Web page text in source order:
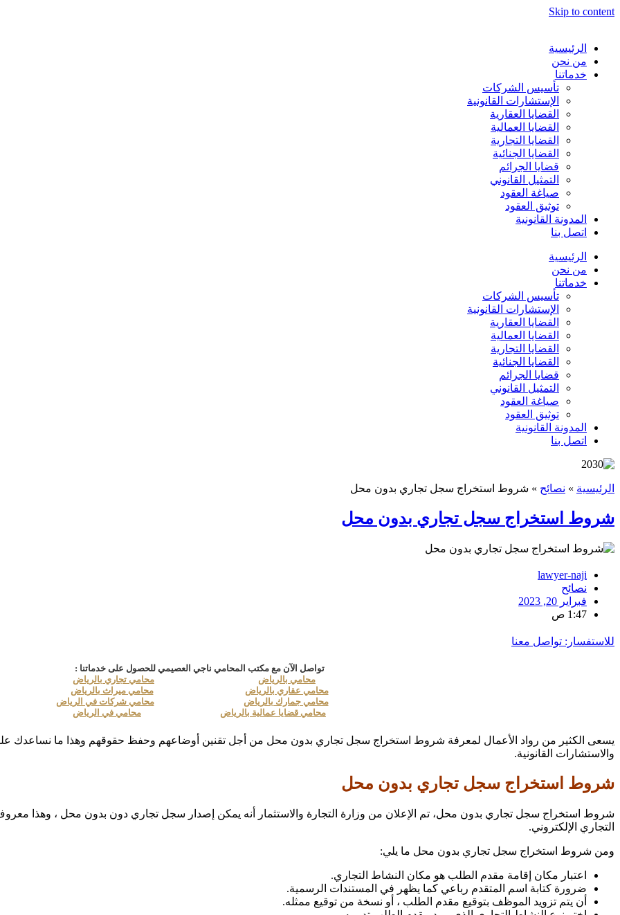
Skip to content
الرئيسية
من نحن
خدماتنا
تأسيس الشركات
الإستشارات القانونية
القضايا العقارية
القضايا العمالية
القضايا التجارية
القضايا الجنائية
قضايا الجرائم
التمثيل القانوني
صياغة العقود
توثيق العقود
المدونة القانونية
اتصل بنا
الرئيسية
من نحن
خدماتنا
تأسيس الشركات
الإستشارات القانونية
القضايا العقارية
القضايا العمالية
القضايا التجارية
القضايا الجنائية
قضايا الجرائم
التمثيل القانوني
صياغة العقود
توثيق العقود
المدونة القانونية
اتصل بنا
الرئيسية » نصائح » شروط استخراج سجل تجاري بدون محل
شروط استخراج سجل تجاري بدون محل
lawyer-naji
نصائح
فبراير 20, 2023
1:47 ص
للاستفسار: تواصل معنا
تواصل الآن مع مكتب المحامي ناجي العصيمي للحصول على خدماتنا :
محامي بالرياض
محامي تجاري بالرياض
محامي عقاري بالرياض
محامي ميراث بالرياض
محامي جمارك بالرياض
محامي شركات في الرياض
محامي قضايا عمالية بالرياض
محامي في الرياض
يسعى الكثير من رواد الأعمال لمعرفة شروط استخراج سجل تجاري بدون محل من أجل تقنين أوضاعهم وحفظ حقوقهم وهذا ما نساعدك
والاستشارات القانونية.
شروط استخراج سجل تجاري بدون محل
شروط استخراج سجل تجاري بدون محل، تم الإعلان من وزارة التجارة والاستثمار أنه يمكن إصدار سجل تجاري دون بدون محل ، وهذا
التجاري الإلكتروني.
ومن شروط استخراج سجل تجاري بدون محل ما يلي:
اعتبار مكان إقامة مقدم الطلب هو مكان النشاط التجاري.
ضرورة كتابة اسم المتقدم رباعي كما يظهر في المستندات الرسمية.
أن يتم تزويد الموظف بتوقيع مقدم الطلب ، أو نسخة من توقيع ممثله.